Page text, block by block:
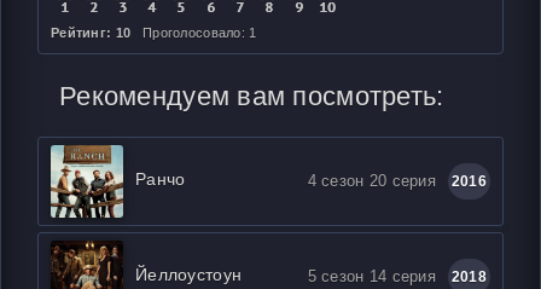
Рейтинг: 10 Проголосовало: 1
Рекомендуем вам посмотреть:
Ранчо 4 сезон 20 серия 2016
Йеллоустоун 5 сезон 14 серия 2018